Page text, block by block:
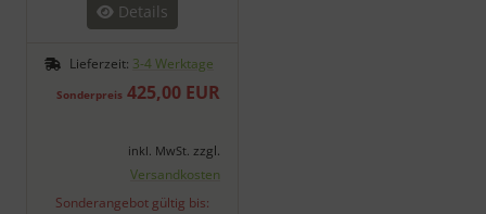
Details
Lieferzeit: 3-4 Werktage
Sonderpreis 425,00 EUR
inkl. MwSt. zzgl.
Versandkosten
Sonderangebot gültig bis: